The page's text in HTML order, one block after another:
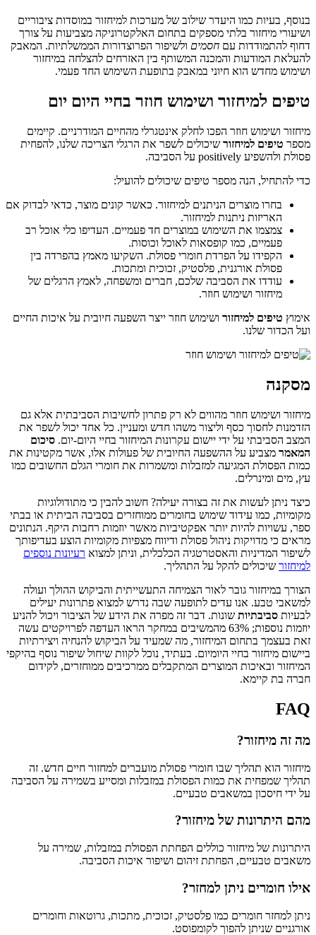
בנוסף, בעיות כמו היעדר שילוב של מערכות למיחזור במוסדות ציבוריים
ושיעורי מיחזור בלתי מספקים בתחום האלקטרוניקה מצביעות על צורך
דחוף להתמודדות עם חסמים ולשיפור הפרוצדורות הממשלתיות. המאבק
להעלאת המודעות והמכנה המשותף בין האזרחים להצלחה במיחזור
ושימוש מחדש הוא חיוני במאבק בתופעת השימוש החד פעמי.
טיפים למיחזור ושימוש חוזר בחיי היום יום
מיחזור ושימוש חוזר הפכו לחלק אינטגרלי מהחיים המודרניים. קיימים
מספר טיפים למיחזור שיכולים לשפר את הרגלי הצריכה שלנו, להפחית
פסולת ולהשפיע positively על הסביבה.
כדי להתחיל, הנה מספר טיפים שיכולים להועיל:
בחרו מוצרים הניתנים למיחזור. כאשר קונים מוצר, כדאי לבדוק אם
האריזות ניתנות למיחזור.
צמצמו את השימוש במוצרים חד פעמיים. העדיפו כלי אוכל רב
פעמיים, כמו קופסאות לאוכל וכוסות.
הקפידו על הפרדת חומרי פסולת. השקיעו מאמץ בהפרדה בין
פסולת אורגנית, פלסטיק, זכוכית ומתכות.
עודדו את הסביבה שלכם, חברים ומשפחה, לאמץ הרגלים של
מיחזור ושימוש חוזר.
אימוץ טיפים למיחזור ושימוש חוזר ייצר השפעה חיובית על איכות החיים
ועל הכדור שלנו.
מסקנה
מיחזור ושימוש חוזר מהווים לא רק פתרון לחשיבות הסביבתית אלא גם
הזדמנות לחסוך כסף וליצור משהו חדש ומעניין. כל אחד יכול לשפר את
המצב הסביבתי על ידי יישום עקרונות המיחזור בחיי היום-יום. סיכום
המאמר מצביע על ההשפעה החיובית של פעולות אלו, אשר מקטינות את
כמות הפסולת המגיעה למזבלות ומשמרות את חומרי הגלם החשובים כמו
עץ, מים ומינרלים.
כיצד ניתן לעשות את זה בצורה יעילה? חשוב להבין כי מתודולוגיות
מקומיות, כמו עידוד שימוש בחומרים ממוחזרים בסביבה הביתית או בבתי
ספר, עשויות להיות יותר אפקטיביות מאשר יוזמות רחבות היקף. הנתונים
מראים כי מדויקות ניהול פסולת ודיווח מצפיות מקומיות הוצע בעדיפותך
לשיפור המדיניות והאסטרטגיה הכלכלית, וניתן למצוא רעיונות נוספים
למיחזור שיכולים להקל על התהליך.
הצורך במיחזור גובר לאור הצמיחה התעשייתית והביקוש ההולך ועולה
למשאבי טבע. אנו עדים לתופעה שבה נדרש למצוא פתרונות יעילים
לבעיות סביבתיות שונות. דבר זה מפרה את הידע של הציבור ויכול להניע
יוזמות נוספות; 63% מהמשיבים במחקר הראו העדפה לפרויקטים עשה
זאת בעצמך בתחום המיחזור, מה שמעיד על הביקוש להנחיה ויצירתיות
ביישום מיחזור בחיי היומיום. בעתיד, נוכל לקוות שיחול שיפור נוסף בהיקפי
המיחזור ובאיכות המוצרים המתקבלים ממרכיבים ממוחזרים, לקידום
חברה בת קיימא.
FAQ
מה זה מיחזור?
מיחזור הוא תהליך שבו חומרי פסולת מועברים למחזור חיים חדש. זה
תהליך שמפחית את כמות הפסולת במזבלות ומסייע בשמירה על הסביבה
על ידי חיסכון במשאבים טבעיים.
מהם היתרונות של מיחזור?
היתרונות של מיחזור כוללים הפחתת הפסולת במזבלות, שמירה על
משאבים טבעיים, הפחתת זיהום ושיפור איכות הסביבה.
אילו חומרים ניתן למחזר?
ניתן למחזר חומרים כמו פלסטיק, זכוכית, מתכות, גרוטאות וחומרים
אורגניים שניתן להפוך לקומפוסט.